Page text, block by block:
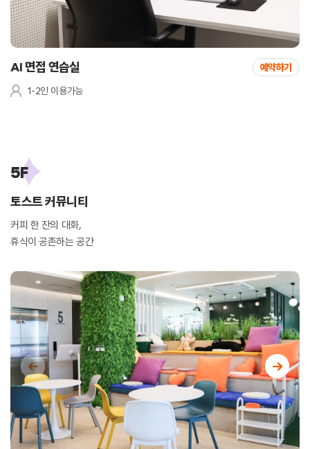
AI 면접 연습실
1-2인 이용가능
예약하기
5F
토스트 커뮤니티
커피 한 잔의 대화,
휴식이 공존하는 공간
← →